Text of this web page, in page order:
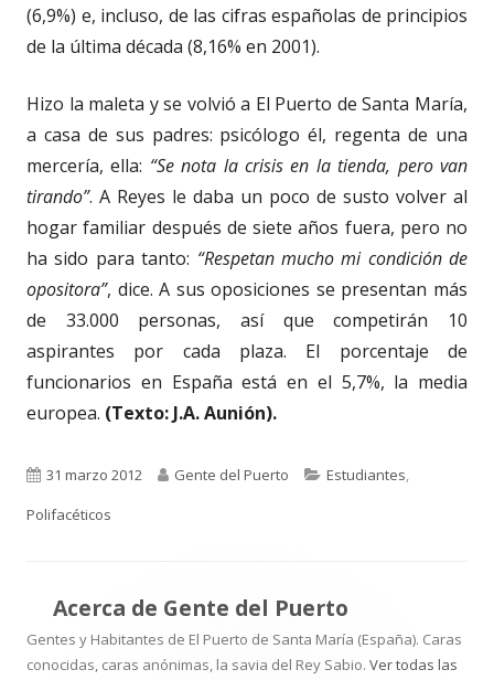
(6,9%) e, incluso, de las cifras españolas de principios
de la última década (8,16% en 2001).
Hizo la maleta y se volvió a El Puerto de Santa María,
a casa de sus padres: psicólogo él, regenta de una
mercería, ella: “Se nota la crisis en la tienda, pero van
tirando”. A Reyes le daba un poco de susto volver al
hogar familiar después de siete años fuera, pero no
ha sido para tanto: “Respetan mucho mi condición de
opositora”, dice. A sus oposiciones se presentan más
de 33.000 personas, así que competirán 10
aspirantes por cada plaza. El porcentaje de
funcionarios en España está en el 5,7%, la media
europea. (Texto: J.A. Aunión).
Publicado
el
31 marzo 2012 Autor
Gente del Puerto Categorías
Estudiantes,
Polifacéticos
Acerca de Gente del Puerto
Gentes y Habitantes de El Puerto de Santa María (España). Caras
conocidas, caras anónimas, la savia del Rey Sabio. Ver todas las